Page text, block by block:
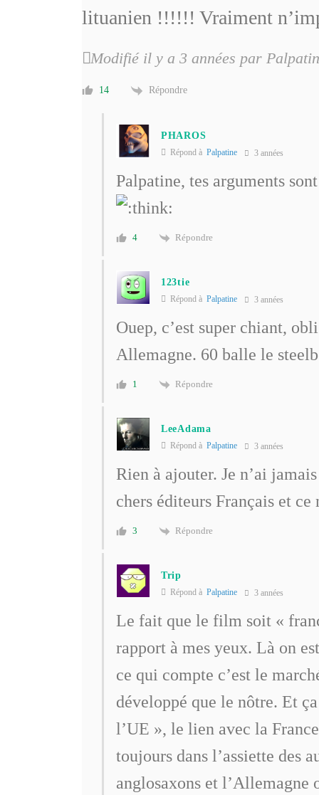
lituanien !!!!!! Vraiment
Modifié il y a 3 années par
14 Répondre
PHAROS
Répond à Palpatine 3 années
Palpatine, tes arguments
4 Répondre
123tie
Répond à Palpatine 3 années
Ouep, c’est super chiant,
Allemagne. 60 balle le
1 Répondre
LeeAdama
Répond à Palpatine 3 années
Rien à ajouter. Je n’ai
chers éditeurs Français et ce
3 Répondre
Trip
Répond à Palpatine 3 années
Le fait que le film soit «
rapport à mes yeux. Là on
ce qui compte c’est le
développé que le nôtre. Et
l’UE », le lien avec la
toujours dans l’assiette des
anglosaxons et l’Allemagne